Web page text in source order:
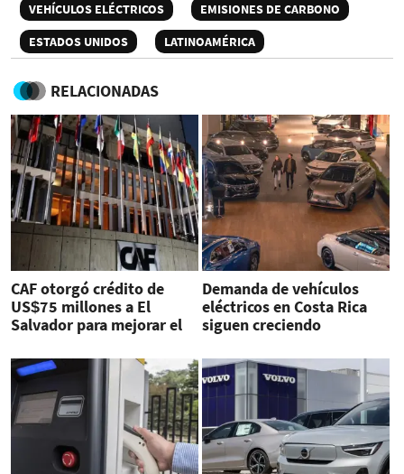
VEHÍCULOS ELÉCTRICOS
EMISIONES DE CARBONO
ESTADOS UNIDOS
LATINOAMÉRICA
RELACIONADAS
CAF otorgó crédito de
US$75 millones a El
Salvador para mejorar el
Demanda de vehículos
eléctricos en Costa Rica
siguen creciendo